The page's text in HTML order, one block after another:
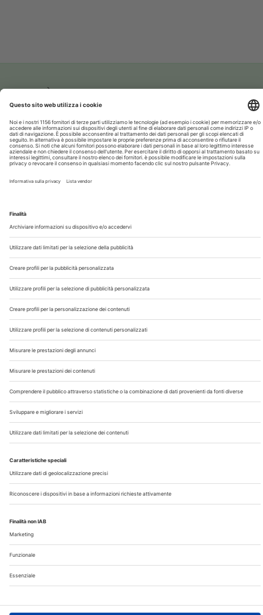
Chi Siamo
Contatti
Note Legali
Privacy
©2026 Edra S.p.a | www.edraspa.it | P.iva 08056040960
| Tel. 02/881841 | Sede legale: Viale Enrico Forlanini 21 -
Registrazione Tribunale di Milano n° 5578/2022 del
5/05/2022